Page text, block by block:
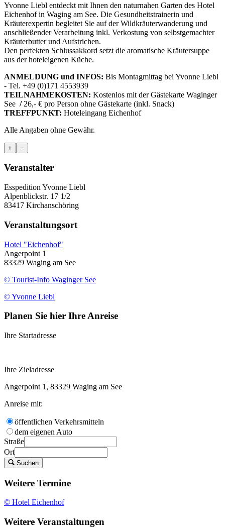
Yvonne Liebl entdeckt mit Ihnen den naturnahen Garten des Hotel
Eichenhof in Waging am See. Die Gesundheitstrainerin und
Kräuterexpertin begleitet Sie auf der Wildkräuterwanderung und
anschließender Verarbeitung inkl. Verkostung von selbstgemachter
Kräuterbutter und Aufstrichen.
Den perfekten Schlussakkord setzt die aromatische Kräutersuppe
aus der hoteleigenen Küche.
ANMELDUNG und INFOS: Bis Montagmittag bei Yvonne Liebl
- Tel. +49 (0)171 4553939
TEILNAHMEKOSTEN: Kostenlos mit der Gästekarte Waginger
See /26,- € pro Person ohne Gästekarte (inkl. Snack)
TREFFPUNKT: Hoteleingang Eichenhof
Alle Angaben ohne Gewähr.
+ −
Veranstalter
Esspedition Yvonne Liebl
Alpenblickstr. 17 1/2
83417 Kirchanschöring
Veranstaltungsort
Hotel "Eichenhof"
Angerpoint 1
83329 Waging am See
© Tourist-Info Waginger See
© Yvonne Liebl
Planen Sie hier Ihre Anreise
Ihre Startadresse
Ihre Zieladresse
Angerpoint 1, 83329 Waging am See
Anreise mit:
öffentlichen Verkehrsmitteln
dem eigenen Auto
Straße
Ort
Suchen
Weitere Termine
© Hotel Eichenhof
Weitere Veranstaltungen